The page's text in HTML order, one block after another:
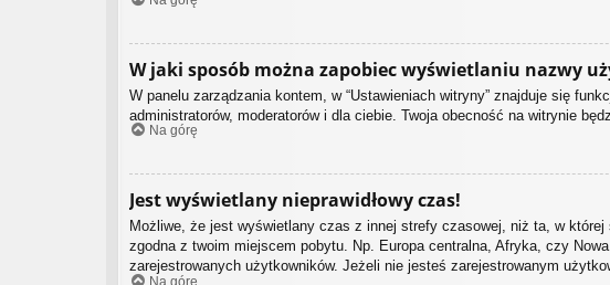
W jaki sposób można zapobiec wyświetlaniu nazwy
W panelu zarządzania kontem, w “Ustawieniach witryny” znajduje się
administratorów, moderatorów i dla ciebie. Twoja obecność na witrynie
Na górę
Jest wyświetlany nieprawidłowy czas!
Możliwe, że jest wyświetlany czas z innej strefy czasowej, niż ta, w
zgodna z twoim miejscem pobytu. Np. Europa centralna, Afryka, czy
zarejestrowanych użytkowników. Jeżeli nie jesteś zarejestrowanym
Na górę